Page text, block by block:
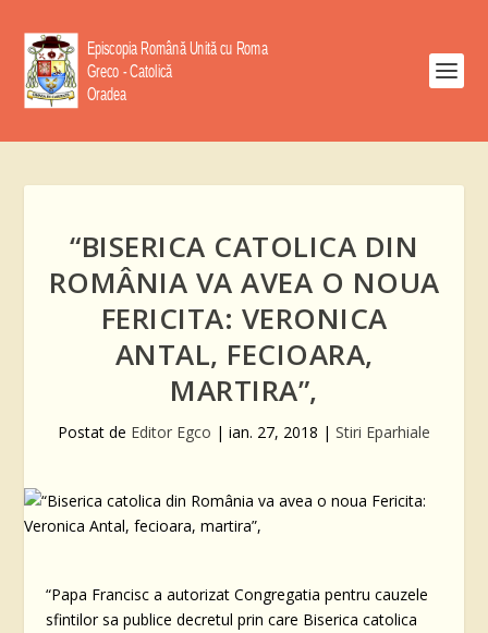
“BISERICA CATOLICA DIN
ROMÂNIA VA AVEA O NOUA
FERICITA: VERONICA
ANTAL, FECIOARA,
MARTIRA”,
Postat de Editor Egco | ian. 27, 2018 | Stiri Eparhiale
“Papa Francisc a autorizat Congregatia pentru cauzele
sfintilor sa publice decretul prin care Biserica catolica